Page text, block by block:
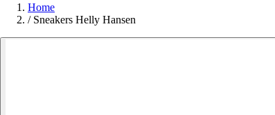
Home
/ Sneakers Helly Hansen